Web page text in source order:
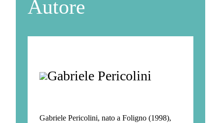
Autore
Gabriele Pericolini
Gabriele Pericolini, nato a Foligno (1998),